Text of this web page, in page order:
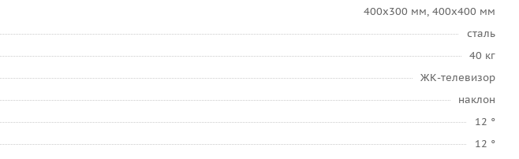
400x300 мм, 400x400 мм
сталь
40 кг
ЖК-телевизор
наклон
12 °
12 °